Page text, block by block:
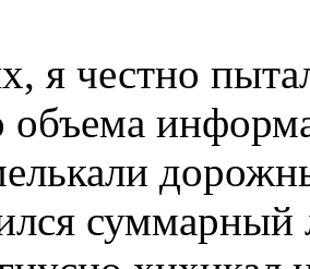
я честно